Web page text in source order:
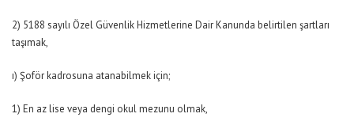
2) 5188 sayılı Özel Güvenlik Hizmetlerine Dair Kanunda belirtilen şartları
taşımak,
ı) Şoför kadrosuna atanabilmek için;
1) En az lise veya dengi okul mezunu olmak,